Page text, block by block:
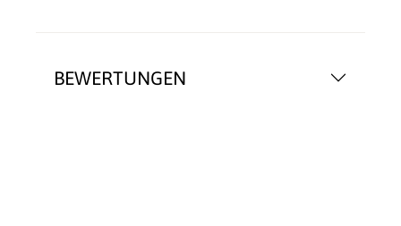
BEWERTUNGEN